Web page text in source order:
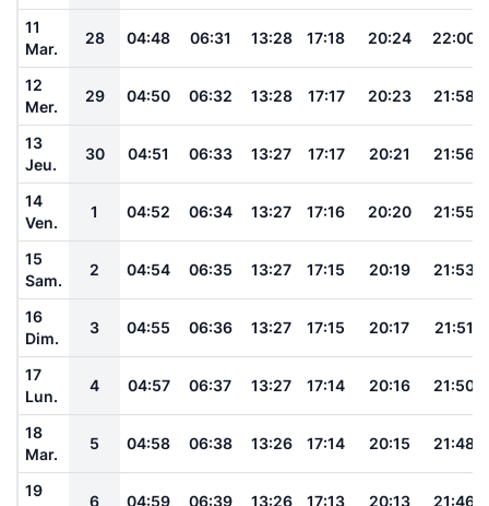
11
Mar.
28 04:48 06:31 13:28 17:18 20:24 22:00
12
Mer.
29 04:50 06:32 13:28 17:17 20:23 21:58
13
Jeu.
30 04:51 06:33 13:27 17:17 20:21 21:56
14
Ven.
1 04:52 06:34 13:27 17:16 20:20 21:55
15
Sam.
2 04:54 06:35 13:27 17:15 20:19 21:53
16
Dim.
3 04:55 06:36 13:27 17:15 20:17 21:51
17
Lun.
4 04:57 06:37 13:27 17:14 20:16 21:50
18
Mar.
5 04:58 06:38 13:26 17:14 20:15 21:48
19
6 04:59 06:39 13:26 17:13 20:13 21:46